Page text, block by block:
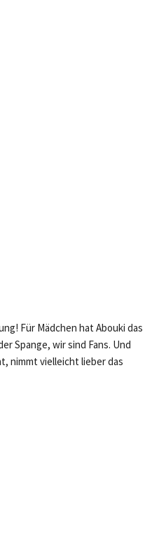
Für Mädchen hat Abouki das
Spange, wir sind Fans. Und
nimmt vielleicht lieber das